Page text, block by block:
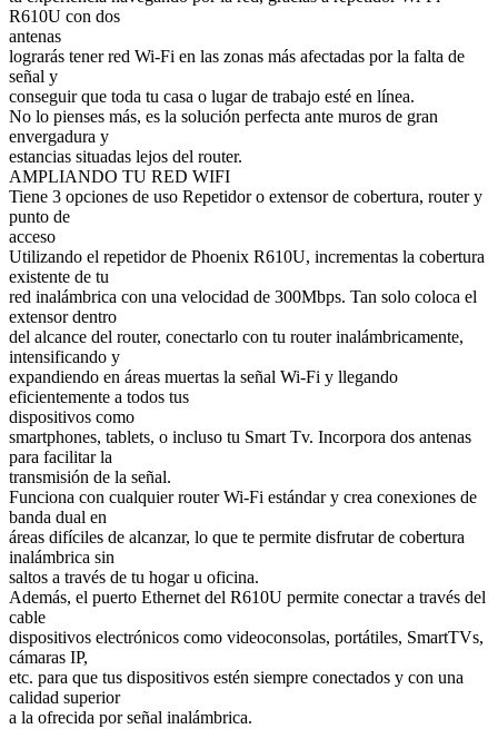
R610U con dos
antenas
lograrás tener red Wi-Fi en las zonas más afectadas por la falta de
señal y
conseguir que toda tu casa o lugar de trabajo esté en línea.
No lo pienses más, es la solución perfecta ante muros de gran
envergadura y
estancias situadas lejos del router.
AMPLIANDO TU RED WIFI
Tiene 3 opciones de uso Repetidor o extensor de cobertura, router y
punto de
acceso
Utilizando el repetidor de Phoenix R610U, incrementas la cobertura
existente de tu
red inalámbrica con una velocidad de 300Mbps. Tan solo coloca el
extensor dentro
del alcance del router, conectarlo con tu router inalámbricamente,
intensificando y
expandiendo en áreas muertas la señal Wi-Fi y llegando
eficientemente a todos tus
dispositivos como
smartphones, tablets, o incluso tu Smart Tv. Incorpora dos antenas
para facilitar la
transmisión de la señal.
Funciona con cualquier router Wi-Fi estándar y crea conexiones de
banda dual en
áreas difíciles de alcanzar, lo que te permite disfrutar de cobertura
inalámbrica sin
saltos a través de tu hogar u oficina.
Además, el puerto Ethernet del R610U permite conectar a través del
cable
dispositivos electrónicos como videoconsolas, portátiles, SmartTVs,
cámaras IP,
etc. para que tus dispositivos estén siempre conectados y con una
calidad superior
a la ofrecida por señal inalámbrica.